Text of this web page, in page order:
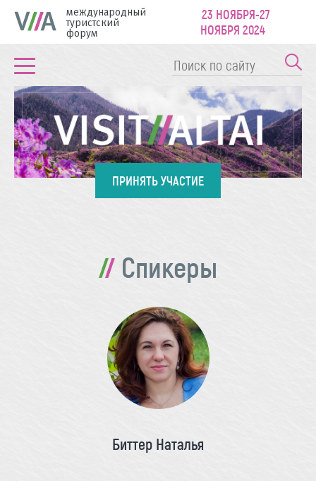
международный
туристский
форум
23 НОЯБРЯ-27
НОЯБРЯ 2024
ПРИНЯТЬ УЧАСТИЕ
Спикеры
Биттер Наталья